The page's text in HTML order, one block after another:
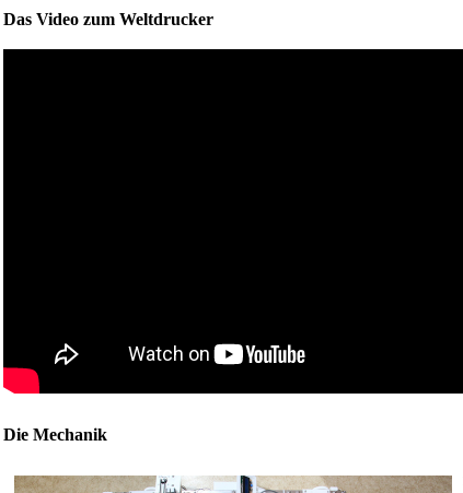
Das Video zum Weltdrucker
Die Mechanik